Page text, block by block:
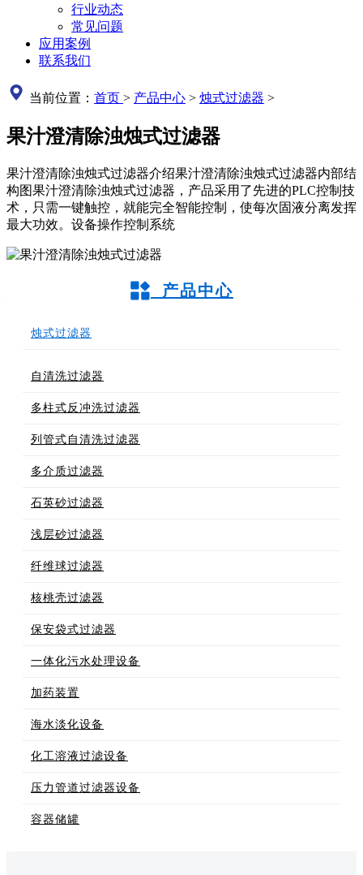
行业动态
常见问题
应用案例
联系我们
当前位置： 首页 > 产品中心 > 烛式过滤器 >
果汁澄清除浊烛式过滤器
果汁澄清除浊烛式过滤器介绍果汁澄清除浊烛式过滤器内部结
构图果汁澄清除浊烛式过滤器，产品采用了先进的PLC控制技
术，只需一键触控，就能完全智能控制，使每次固液分离发挥
最大功效。设备操作控制系统
产品中心
烛式过滤器
自清洗过滤器
多柱式反冲洗过滤器
列管式自清洗过滤器
多介质过滤器
石英砂过滤器
浅层砂过滤器
纤维球过滤器
核桃壳过滤器
保安袋式过滤器
一体化污水处理设备
加药装置
海水淡化设备
化工溶液过滤设备
压力管道过滤器设备
容器储罐